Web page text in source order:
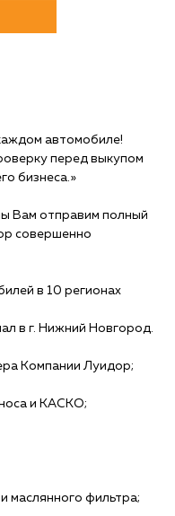
автомобиле!
перед выкупом
бизнеса.»
Вам отправим полный
совершенно
в 10 регионах
в г. Нижний Новгород.
Компании Луидор;
и КАСКО;
маслянного фильтра;